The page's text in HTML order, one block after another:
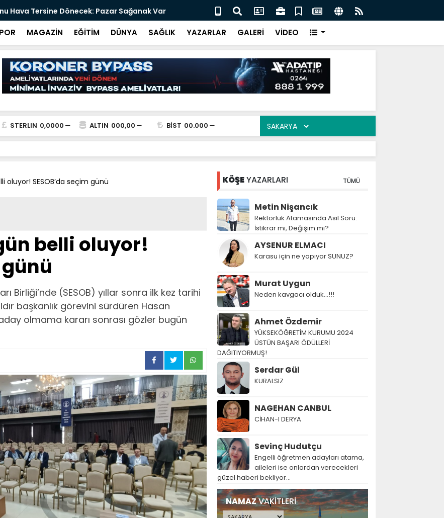
parçası bulundu! Ali İnci ile Nevzat Ercan buluştu
MAGAZİN EĞİTİM DÜNYA SAĞLIK YAZARLAR GALERİ VİDEO
STERLIN 0,0000 ALTIN 000,00 BİST 00.000
oluyor! SESOB’da seçim günü
belli oluyor!
günü
Birliği’nde (SESOB) yıllar sonra ilk kez tarihi
başkanlık görevini sürdüren Hasan
olmama kararı sonrası gözler bugün
KÖŞEYAZARLARI TÜMÜ
Metin Nişancık
Rektörlük Atamasında Asıl Soru:
İstikrar mı, Değişim mi?
AYSENUR ELMACI
Karasu için ne yapıyor SUNUZ?
Murat Uygun
Neden kavgacı olduk…!!!
Ahmet Özdemir
YÜKSEKÖĞRETİM KURUMU 2024
ÜSTÜN BAŞARI ÖDÜLLERİ
DAĞITIYORMUŞ!
Serdar Gül
KURALSIZ
NAGEHAN CANBUL
CİHAN-I DERYA
Sevinç Hudutçu
Engelli öğretmen adayları atama,
aileleri ise onlardan verecekleri
güzel haberi bekliyor...
NAMAZVAKİTLERİ